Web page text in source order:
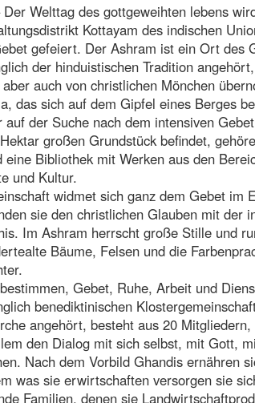
Welttag des gottgeweihten lebens
Kottayam des indischen
gefeiert. Der Ashram ist ein Ort des
der hinduistischen Tradition
auch von christlichen Mönchen
das sich auf dem Gipfel eines Berges
der Suche nach dem intensiven
großen Grundstück befindet,
Bibliothek mit Werken aus den
und Kultur.
widmet sich ganz dem Gebet im
sie den christlichen Glauben mit der
Im Ashram herrscht große Stille und
Bäume, Felsen und die
Gebet, Ruhe, Arbeit und
benediktinischen
angehört, besteht aus 20
den Dialog mit sich selbst, mit Gott,
Nach dem Vorbild Ghandis ernähren
was sie erwirtschaften versorgen sie
Familien, denen sie